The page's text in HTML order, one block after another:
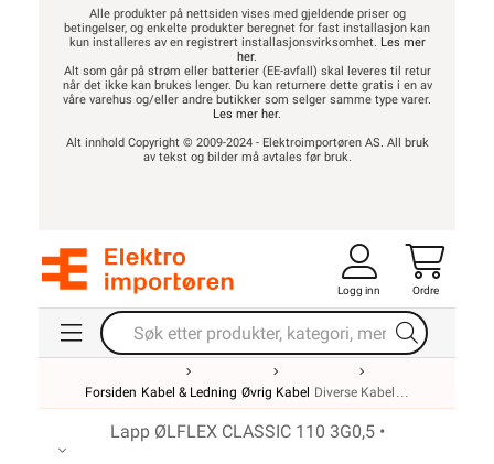
Alle produkter på nettsiden vises med gjeldende priser og
betingelser, og enkelte produkter beregnet for fast installasjon kan
kun installeres av en registrert installasjonsvirksomhet. Les mer
her.
Alt som går på strøm eller batterier (EE-avfall) skal leveres til retur
når det ikke kan brukes lenger. Du kan returnere dette gratis i en av
våre varehus og/eller andre butikker som selger samme type varer.
Les mer her.
Alt innhold Copyright © 2009-2024 - Elektroimportøren AS. All bruk
av tekst og bilder må avtales før bruk.
Logg inn Ordre
Forsiden Kabel & Ledning Øvrig Kabel Diverse Kabel
Lapp ØLFLEX CLASSIC 110 3G0,5 •